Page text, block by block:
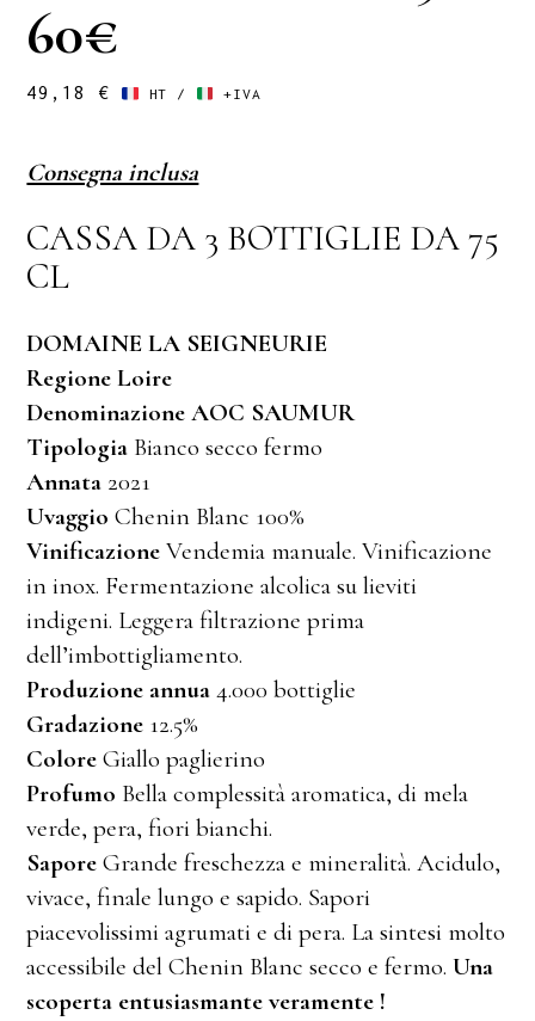
60€
49,18 € HT / +IVA
Consegna inclusa
CASSA DA 3 BOTTIGLIE DA 75
CL
DOMAINE LA SEIGNEURIE
Regione Loire
Denominazione AOC SAUMUR
Tipologia Bianco secco fermo
Annata 2021
Uvaggio Chenin Blanc 100%
Vinificazione Vendemia manuale. Vinificazione
in inox. Fermentazione alcolica su lieviti
indigeni. Leggera filtrazione prima
dell’imbottigliamento.
Produzione annua 4.000 bottiglie
Gradazione 12.5%
Colore Giallo paglierino
Profumo Bella complessità aromatica, di mela
verde, pera, fiori bianchi.
Sapore Grande freschezza e mineralità. Acidulo,
vivace, finale lungo e sapido. Sapori
piacevolissimi agrumati e di pera. La sintesi molto
accessibile del Chenin Blanc secco e fermo.Una
scoperta entusiasmante veramente !